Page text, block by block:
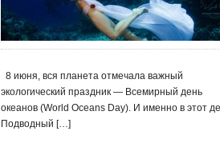
8 июня, вся планета отмечала важный
экологический праздник — Всемирный день
океанов (World Oceans Day). И именно в этот
Подводный […]